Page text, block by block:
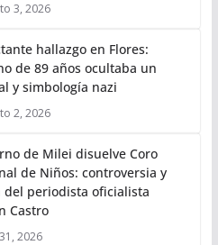
3, 2026
hallazgo en Flores:
de 89 años ocultaba un
y simbología nazi
2, 2026
de Milei disuelve Coro
de Niños: controversia y
del periodista oficialista
Castro
2026